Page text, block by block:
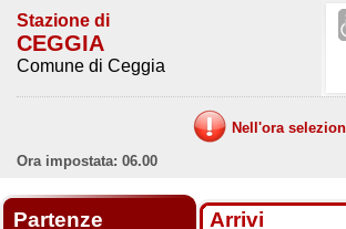
Stazione di
CEGGIA
Comune di Ceggia
Nell'ora
Ora impostata: 06.00
Partenze Arrivi